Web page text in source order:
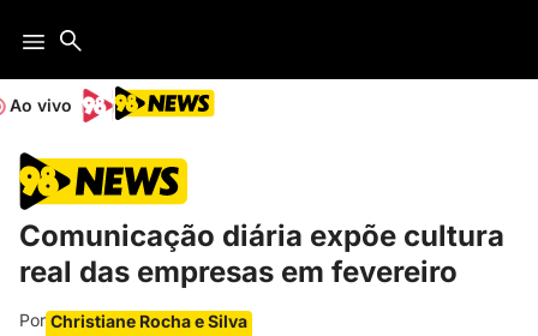
Ao vivo
Comunicação diária expõe cultura
real das empresas em fevereiro
Por Christiane Rocha e Silva